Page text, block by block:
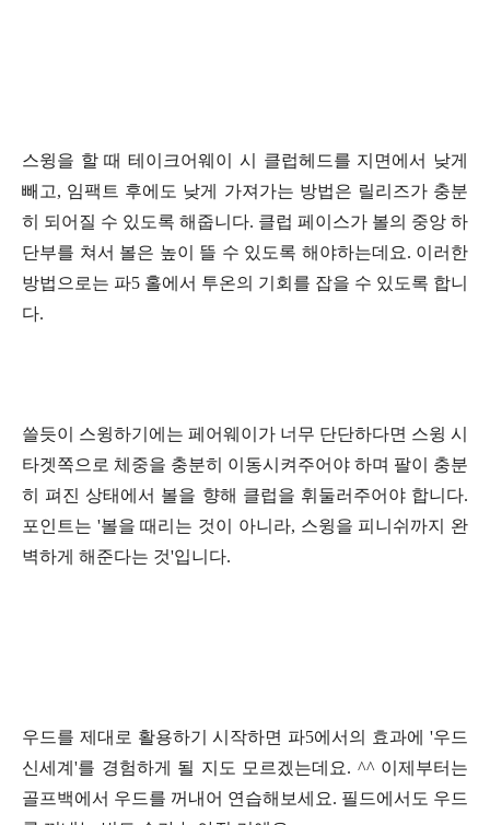
스윙을 할 때 테이크어웨이 시 클럽헤드를 지면에서 낮게
빼고, 임팩트 후에도 낮게 가져가는 방법은 릴리즈가 충분
히 되어질 수 있도록 해줍니다. 클럽 페이스가 볼의 중앙 하
단부를 쳐서 볼은 높이 뜰 수 있도록 해야하는데요. 이러한
방법으로는 파5 홀에서 투온의 기회를 잡을 수 있도록 합니
다.
쓸듯이 스윙하기에는 페어웨이가 너무 단단하다면 스윙 시
타겟쪽으로 체중을 충분히 이동시켜주어야 하며 팔이 충분
히 펴진 상태에서 볼을 향해 클럽을 휘둘러주어야 합니다.
포인트는 '볼을 때리는 것이 아니라, 스윙을 피니쉬까지 완
벽하게 해준다는 것'입니다.
우드를 제대로 활용하기 시작하면 파5에서의 효과에 '우드
신세계'를 경험하게 될 지도 모르겠는데요. ^^ 이제부터는
골프백에서 우드를 꺼내어 연습해보세요. 필드에서도 우드